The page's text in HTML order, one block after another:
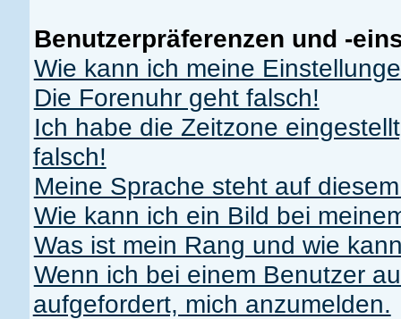
Benutzerpräferenzen und -
Wie kann ich meine
Die Forenuhr geht falsch!
Ich habe die Zeitzone
falsch!
Meine Sprache steht auf
Wie kann ich ein Bild bei
Was ist mein Rang und wie
Wenn ich bei einem Benutzer
aufgefordert, mich anzumelden.